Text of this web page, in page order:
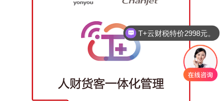
T+云财税特价2998元。